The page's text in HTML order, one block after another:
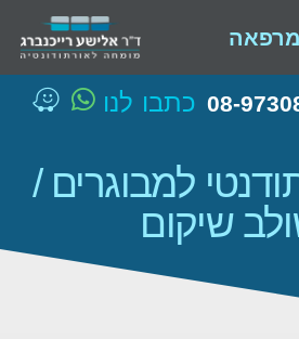
08- כתבו לנו
למבוגרים /
שיקום